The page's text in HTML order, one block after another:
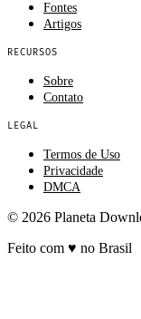
Fontes
Artigos
RECURSOS
Sobre
Contato
LEGAL
Termos de Uso
Privacidade
DMCA
© 2026 Planeta
Feito com ♥ no Brasil